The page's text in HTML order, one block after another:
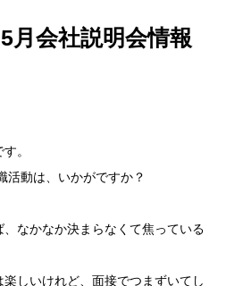
月会社説明会情報
。
活動は、いかがですか？
なかなか決まらなくて焦っている
楽しいけれど、面接でつまずいてし